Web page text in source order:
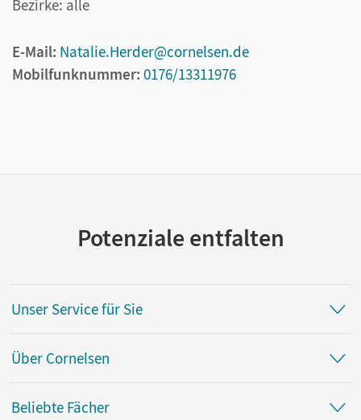
Bezirke: alle
E-Mail: Natalie.Herder@cornelsen.de
Mobilfunknummer: 0176/13311976
Potenziale entfalten
Unser Service für Sie
Über Cornelsen
Beliebte Fächer